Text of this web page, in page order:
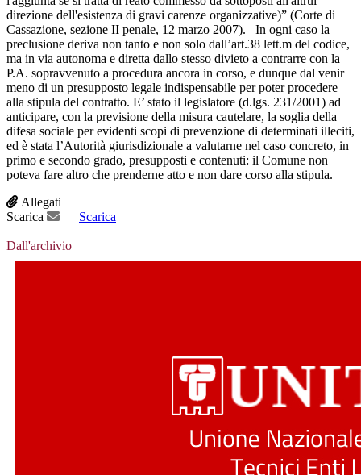
direzione dell'esistenza di gravi carenze organizzative)” (Corte di
Cassazione, sezione II penale, 12 marzo 2007)._ In ogni caso la
preclusione deriva non tanto e non solo dall’art.38 lett.m del codice,
ma in via autonoma e diretta dallo stesso divieto a contrarre con la
P.A. sopravvenuto a procedura ancora in corso, e dunque dal venir
meno di un presupposto legale indispensabile per poter procedere
alla stipula del contratto. E’ stato il legislatore (d.lgs. 231/2001) ad
anticipare, con la previsione della misura cautelare, la soglia della
difesa sociale per evidenti scopi di prevenzione di determinati illeciti,
ed è stata l’Autorità giurisdizionale a valutarne nel caso concreto, in
primo e secondo grado, presupposti e contenuti: il Comune non
poteva fare altro che prenderne atto e non dare corso alla stipula.
Allegati
Scarica
Scarica
Dall'archivio